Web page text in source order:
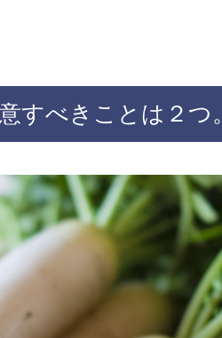
すべきことは２つ